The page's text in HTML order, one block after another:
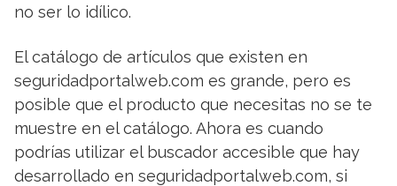
no ser lo idílico.
El catálogo de artículos que existen en
seguridadportalweb.com es grande, pero es
posible que el producto que necesitas no se te
muestre en el catálogo. Ahora es cuando
podrías utilizar el buscador accesible que hay
desarrollado en seguridadportalweb.com, si